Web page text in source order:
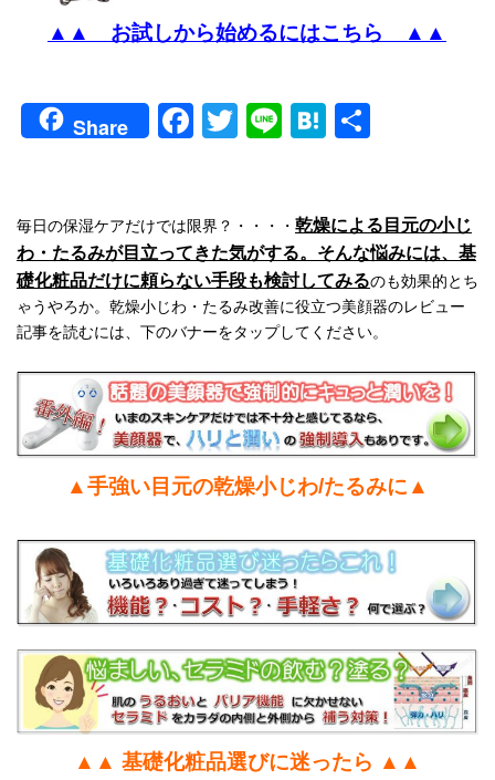
▲▲ お試しから始めるにはこちら ▲▲
Share Facebook
Twitter
LineHatena
毎日の保湿ケアだけでは限界？・・・・ 乾燥による目元の小じ
わ・たるみが目立ってきた気がする。そんな悩みには、基
礎化粧品だけに頼らない手段も検討してみるのも効果的とち
ゃうやろか。乾燥小じわ・たるみ改善に役立つ美顔器のレビュー
記事を読むには、下のバナーをタップしてください。
▲手強い目元の乾燥小じわ/たるみに▲
▲▲ 基礎化粧品選びに迷ったら ▲▲